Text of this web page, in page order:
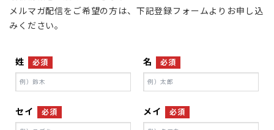
メルマガ配信をご希望の方は、下記登録フォームよりお申し込
みください。
姓 必須 名 必須
セイ 必須 メイ 必須